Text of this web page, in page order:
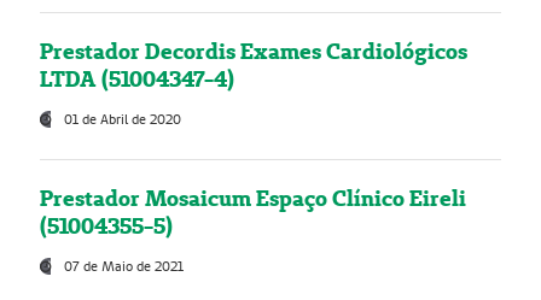
Prestador Decordis Exames Cardiológicos
LTDA (51004347-4)
01 de Abril de 2020
Prestador Mosaicum Espaço Clínico Eireli
(51004355-5)
07 de Maio de 2021